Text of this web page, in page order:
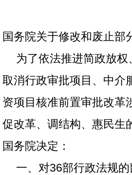
国务院关于修改和废止部
为了依法推进简政放
取消行政审批项目、中介
资项目核准前置审批改革
促改革、调结构、惠民生
国务院决定：
一、对36部行政法规